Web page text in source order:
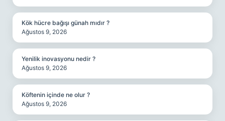
Kök hücre bağışı günah mıdır ?
Ağustos 9, 2026
Yenilik inovasyonu nedir ?
Ağustos 9, 2026
Köftenin içinde ne olur ?
Ağustos 9, 2026